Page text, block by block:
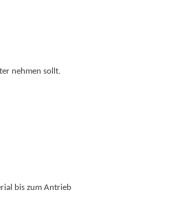
nehmen sollt.
bis zum Antrieb